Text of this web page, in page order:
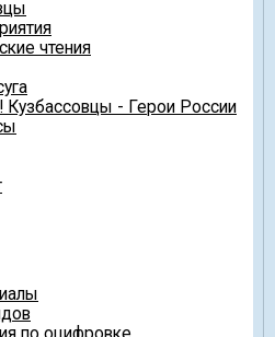
чтения
Кузбассовцы - Герои России